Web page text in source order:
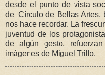
desde el punto de vista
del Círculo de Bellas Artes,
nos hace recordar. La
juventud de los
de algún gesto,
imágenes de Miguel Trillo.